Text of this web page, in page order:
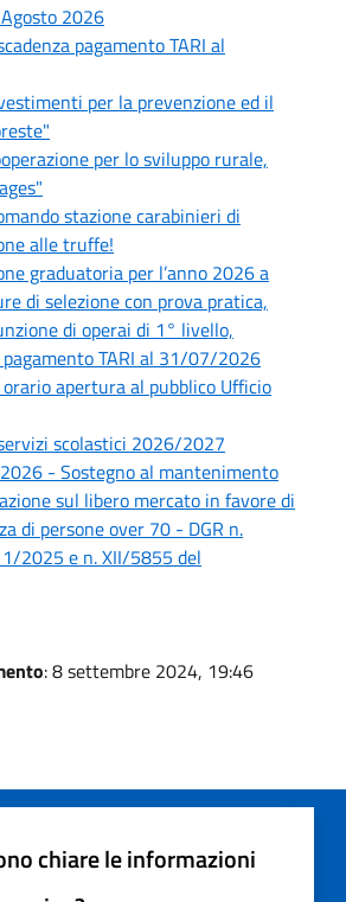
2026
pagamento TARI al
per la prevenzione ed il
per lo sviluppo rurale,
stazione carabinieri di
alle truffe!
graduatoria per l’anno 2026 a
di selezione con prova pratica,
di operai di 1° livello,
pagamento TARI al 31/07/2026
apertura al pubblico Ufficio
scolastici 2026/2027
- Sostegno al mantenimento
sul libero mercato in favore di
di persone over 70 - DGR n.
2025 e n. XII/5855 del
: 8 settembre 2024, 19:46
chiare le informazioni